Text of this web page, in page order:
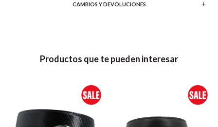
CAMBIOS Y DEVOLUCIONES
Productos que te pueden interesar